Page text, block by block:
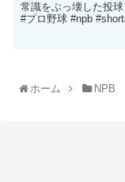
常識をぶっ壊した投
#プロ野球 #npb
ホーム NPB